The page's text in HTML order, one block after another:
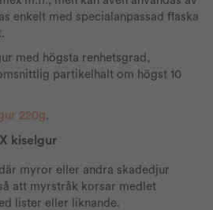
enkelt med specialanpassad flaska
med högsta renhetsgrad,
partikelhalt om högst 10
220g.
kiselgur
myror eller andra skadedjur
att myrstråk korsar medlet
lister eller liknande.